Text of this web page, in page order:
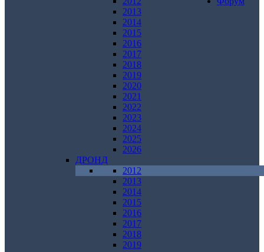
2013
2014
2015
2016
2017
2018
2019
2020
2021
2022
2023
2024
2025
2026
ДРОНД
2012
2013
2014
2015
2016
2017
2018
2019